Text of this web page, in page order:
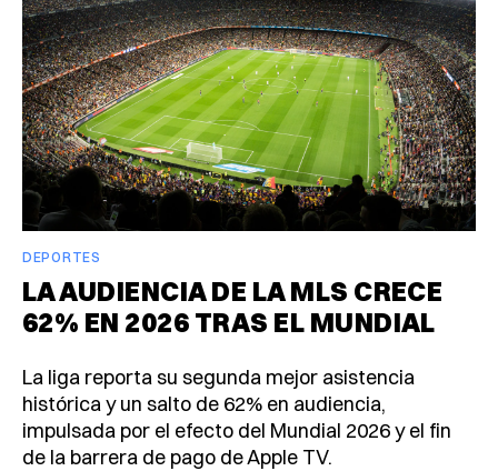
DEPORTES
LA AUDIENCIA DE LA MLS CRECE
62% EN 2026 TRAS EL MUNDIAL
La liga reporta su segunda mejor asistencia
histórica y un salto de 62% en audiencia,
impulsada por el efecto del Mundial 2026 y el fin
de la barrera de pago de Apple TV.